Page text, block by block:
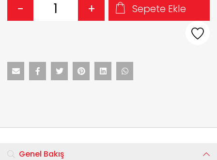
- + Sepete Ekle
Genel Bakış